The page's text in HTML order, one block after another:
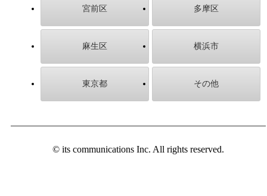
宮前区 多摩区
麻生区 横浜市
東京都 その他
© its communications Inc. All rights reserved.